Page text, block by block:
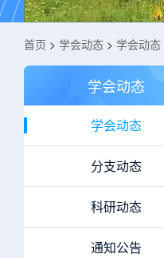
首页 > 学会动态 > 学会动态
学会动态
学会动态
分支动态
科研动态
通知公告